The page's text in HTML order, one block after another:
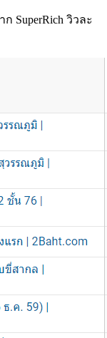
SuperRich วิวละ